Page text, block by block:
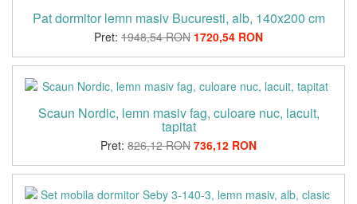
Pat dormitor lemn masiv Bucuresti, alb, 140x200 cm
Pret: 1948,54 RON 1720,54 RON
Scaun Nordic, lemn masiv fag, culoare nuc, lacuit,
tapitat
Pret: 826,12 RON 736,12 RON